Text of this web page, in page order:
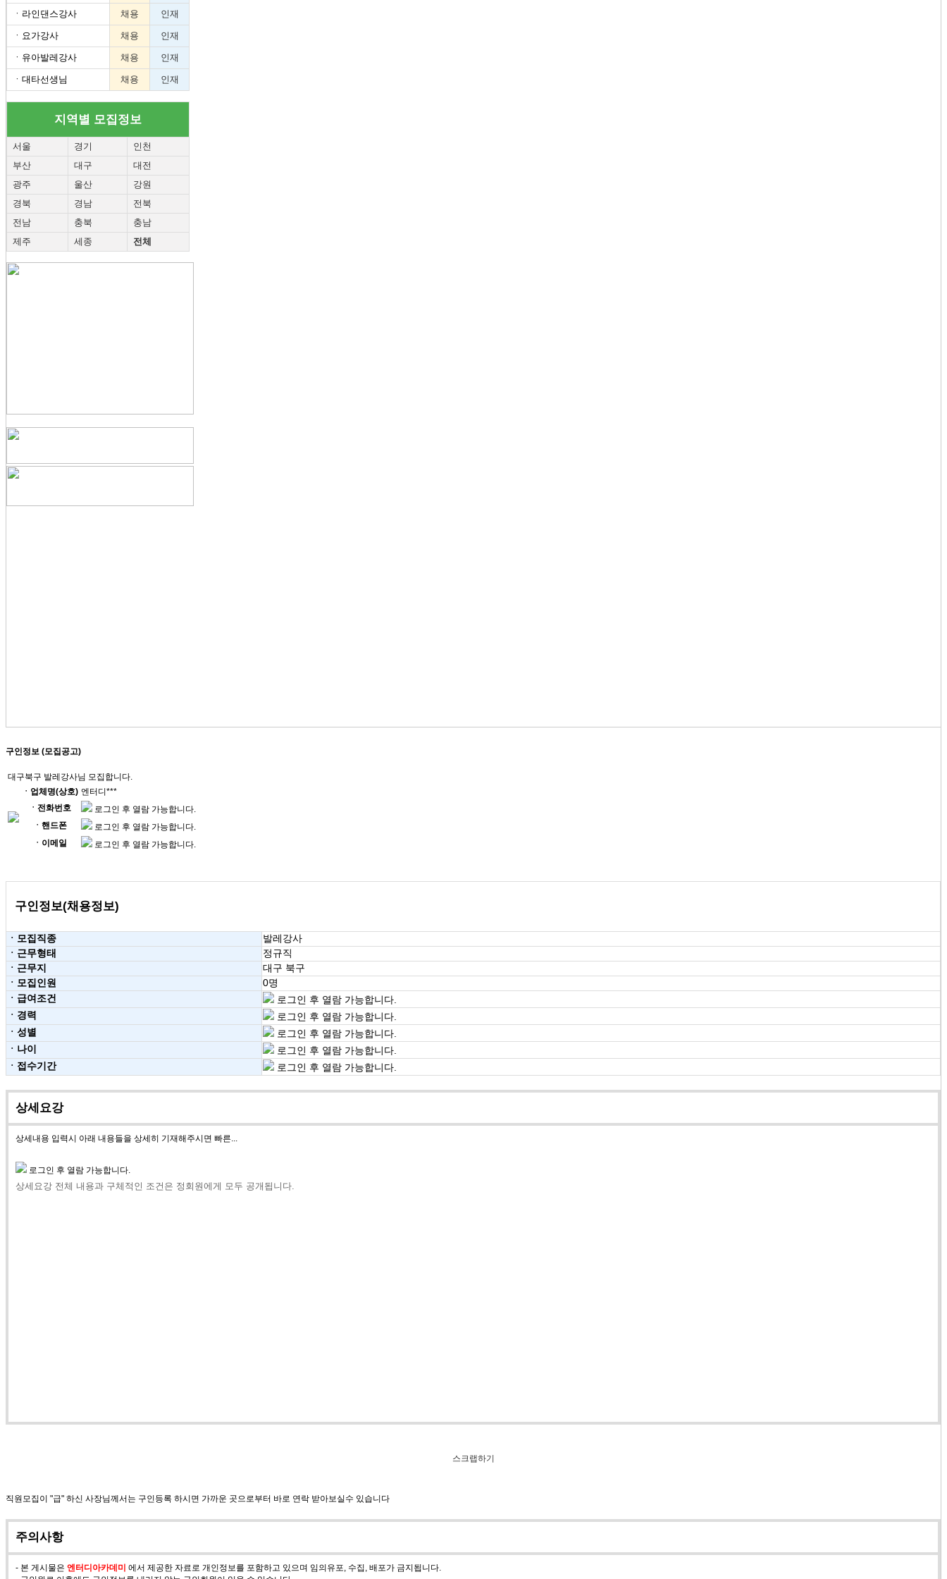
ㆍ 라인댄스강사 채용 인재
ㆍ 요가강사 채용 인재
ㆍ 유아발레강사 채용 인재
ㆍ 대타선생님 채용 인재
지역별 모집정보
서울 경기
인천
부산
대구
대전
광주
울산
강원
경북
경남
전북
전남
충북
충남
제주
세종 전체
구인정보 (모집공고)
대구북구 발레강사님 모집합니다.
ㆍ업체명(상호) 엔터디***
ㆍ전화번호
로그인 후 열람 가능합니다.
ㆍ핸드폰
로그인 후 열람 가능합니다.
ㆍ이메일
로그인 후 열람 가능합니다.
구인정보(채용정보)
ㆍ모집직종
발레강사
ㆍ근무형태
정규직
ㆍ근무지
대구 북구
ㆍ모집인원
0명
ㆍ급여조건
로그인 후 열람 가능합니다.
ㆍ경력
로그인 후 열람 가능합니다.
ㆍ성별
로그인 후 열람 가능합니다.
ㆍ나이
로그인 후 열람 가능합니다.
ㆍ접수기간
로그인 후 열람 가능합니다.
상세요강
상세내용 입력시 아래 내용들을 상세히 기재해주시면 빠른...
로그인 후 열람 가능합니다.
상세요강 전체 내용과 구체적인 조건은 정회원에게 모두 공개됩니다.
스크랩하기
직원모집이 "급" 하신 사장님께서는 구인등록 하시면 가까운 곳으로부터 바로 연락 받아보실수 있습니다
주의사항
- 본 게시물은 엔터디아카데미 에서 제공한 자료로 개인정보를 포함하고 있으며 임의유포, 수집, 배포가 금지됩니다.